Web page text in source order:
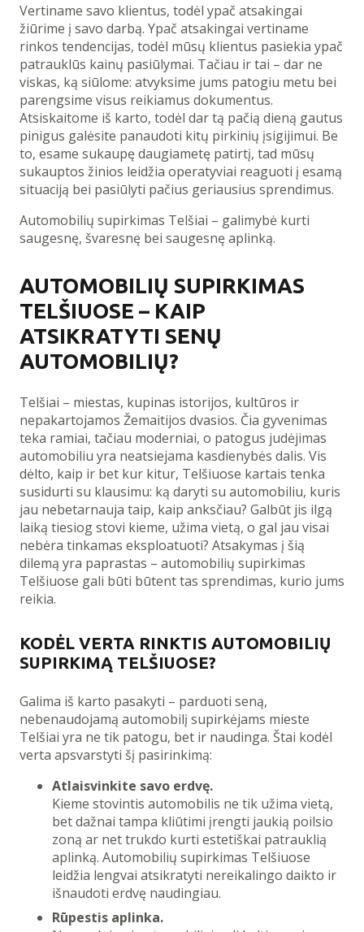
Vertiname savo klientus, todėl ypač atsakingai
žiūrime į savo darbą. Ypač atsakingai vertiname
rinkos tendencijas, todėl mūsų klientus pasiekia ypač
patrauklūs kainų pasiūlymai. Tačiau ir tai – dar ne
viskas, ką siūlome: atvyksime jums patogiu metu bei
parengsime visus reikiamus dokumentus.
Atsiskaitome iš karto, todėl dar tą pačią dieną gautus
pinigus galėsite panaudoti kitų pirkinių įsigijimui. Be
to, esame sukaupę daugiametę patirtį, tad mūsų
sukauptos žinios leidžia operatyviai reaguoti į esamą
situaciją bei pasiūlyti pačius geriausius sprendimus.
Automobilių supirkimas Telšiai – galimybė kurti
saugesnę, švaresnę bei saugesnę aplinką.
AUTOMOBILIŲ SUPIRKIMAS
TELŠIUOSE – KAIP
ATSIKRATYTI SENŲ
AUTOMOBILIŲ?
Telšiai – miestas, kupinas istorijos, kultūros ir
nepakartojamos Žemaitijos dvasios. Čia gyvenimas
teka ramiai, tačiau moderniai, o patogus judėjimas
automobiliu yra neatsiejama kasdienybės dalis. Vis
dėlto, kaip ir bet kur kitur, Telšiuose kartais tenka
susidurti su klausimu: ką daryti su automobiliu, kuris
jau nebetarnauja taip, kaip anksčiau? Galbūt jis ilgą
laiką tiesiog stovi kieme, užima vietą, o gal jau visai
nebėra tinkamas eksploatuoti? Atsakymas į šią
dilemą yra paprastas – automobilių supirkimas
Telšiuose gali būti būtent tas sprendimas, kurio jums
reikia.
KODĖL VERTA RINKTIS AUTOMOBILIŲ
SUPIRKIMĄ TELŠIUOSE?
Galima iš karto pasakyti – parduoti seną,
nebenaudojamą automobilį supirkėjams mieste
Telšiai yra ne tik patogu, bet ir naudinga. Štai kodėl
verta apsvarstyti šį pasirinkimą:
Atlaisvinkite savo erdvę.
Kieme stovintis automobilis ne tik užima vietą,
bet dažnai tampa kliūtimi įrengti jaukią poilsio
zoną ar net trukdo kurti estetiškai patrauklią
aplinką. Automobilių supirkimas Telšiuose
leidžia lengvai atsikratyti nereikalingo daikto ir
išnaudoti erdvę naudingiau.
Rūpestis aplinka.